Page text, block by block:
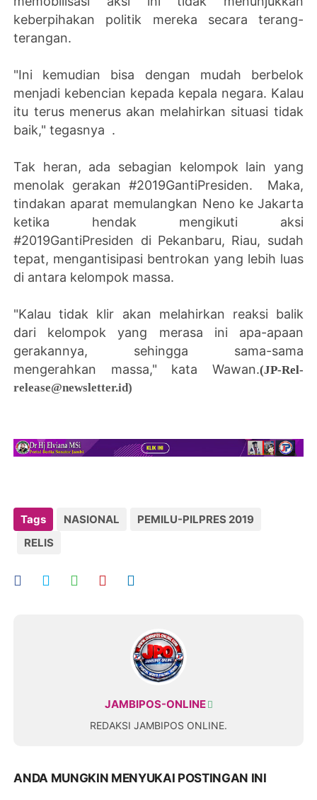
keberpihakan politik mereka secara terang-
terangan.
"Ini kemudian bisa dengan mudah berbelok
menjadi kebencian kepada kepala negara. Kalau
itu terus menerus akan melahirkan situasi tidak
baik," tegasnya .
Tak heran, ada sebagian kelompok lain yang
menolak gerakan #2019GantiPresiden. Maka,
tindakan aparat memulangkan Neno ke Jakarta
ketika hendak mengikuti aksi
#2019GantiPresiden di Pekanbaru, Riau, sudah
tepat, mengantisipasi bentrokan yang lebih luas
di antara kelompok massa.
"Kalau tidak klir akan melahirkan reaksi balik
dari kelompok yang merasa ini apa-apaan
gerakannya, sehingga sama-sama
mengerahkan massa," kata Wawan.(JP-Rel-
release@newsletter.id)
Tags NASIONAL
PEMILU-PILPRES 2019
RELIS
JAMBIPOS-ONLINE
REDAKSI JAMBIPOS ONLINE.
ANDA MUNGKIN MENYUKAI POSTINGAN INI